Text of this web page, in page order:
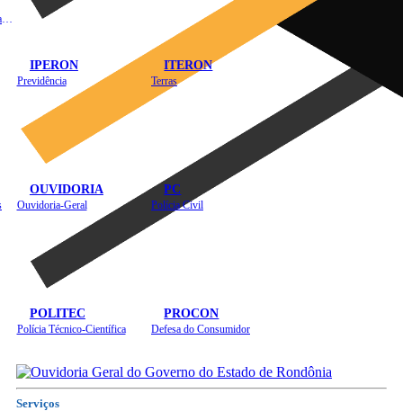
IPERON
Previdência
ITERON
Terras
OUVIDORIA
Ouvidoria-Geral
PC
Polícia Civil
POLITEC
Polícia Técnico-Científica
PROCON
Defesa do Consumidor
Serviços